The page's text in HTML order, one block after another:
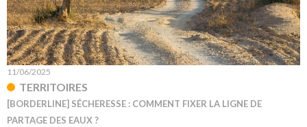
11/06/2025
TERRITOIRES
[BORDERLINE] SÉCHERESSE : COMMENT FIXER LA LIGNE DE
PARTAGE DES EAUX ?